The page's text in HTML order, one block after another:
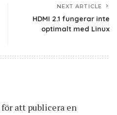
NEXT ARTICLE
HDMI 2.1 fungerar inte
optimalt med Linux
för att publicera en